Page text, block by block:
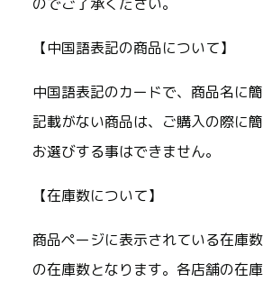
のでご了承ください。
【中国語表記の商品について】
中国語表記のカードで、商品名に
記載がない商品は、ご購入の際に
お選びする事はできません。
【在庫数について】
商品ページに表示されている在庫
の在庫数となります。各店舗の在